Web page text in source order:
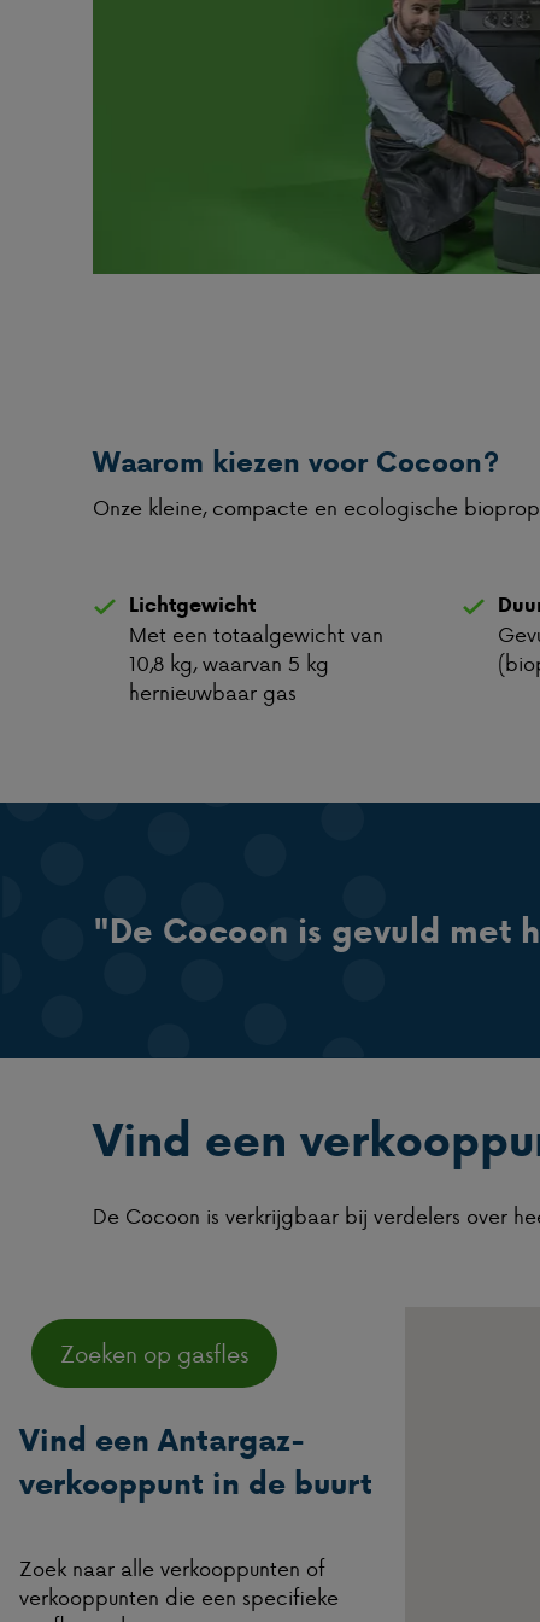
Waarom kiezen voor Cocoon?
Onze kleine, compacte en ecologische
Lichtgewicht
Met een totaalgewicht van
10,8 kg, waarvan 5 kg
hernieuwbaar gas
"De Cocoon is gevuld met
Vind een
De Cocoon is verkrijgbaar bij verdelers over
Zoeken op gasfles
Vind een Antargaz-
verkooppunt in de buurt
Zoek naar alle verkooppunten of
verkooppunten die een specifieke